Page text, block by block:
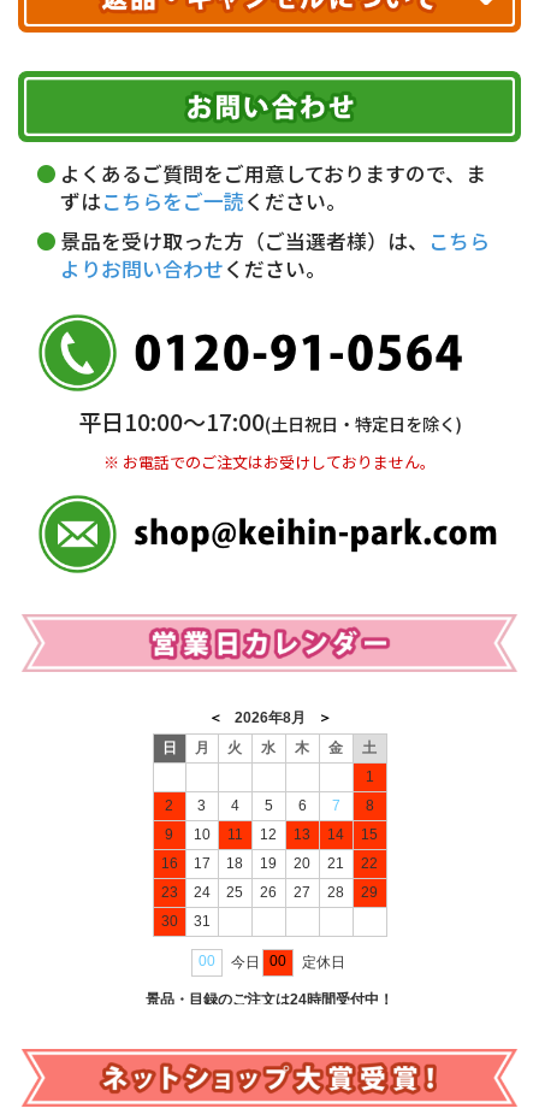
ヤマト運輸
お届け可能時間帯
午前中 14～16時
16～18時
18～20時
19～21時 指定なし
代金引換(現金のみ)
5,000円未満…330円(税込)
銀行振込(前払い)
普通 7263489
＜口座名＞ カ）ディースタイル
※ 振込み手数料お客様ご負担。
期限を含むルール（条件）や、お客様にご負担い
ただく費用がございます。
詳しくはこちら▶
よくあるご質問をご用意しておりますので、ま
ずはこちらをご一読ください。
景品を受け取った方（ご当選者様）は、
こちら
よりお問い合わせください。
平日10:00〜17:00(土日祝日・特定日を除く)
※ お電話でのご注文はお受けしておりません。